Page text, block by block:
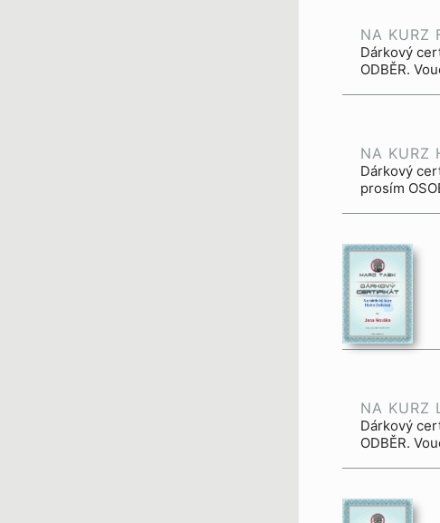
NA KURZ
Dárkový
ODBĚR.
NA KURZ
Dárkový
prosím
NA KURZ
Dárkový
ODBĚR.